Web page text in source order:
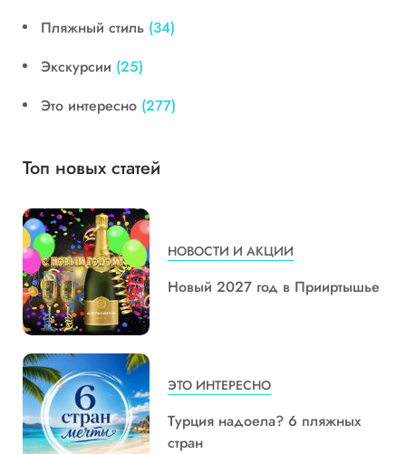
Пляжный стиль (34)
Экскурсии (25)
Это интересно (277)
Топ новых статей
НОВОСТИ И АКЦИИ
Новый 2027 год в Прииртышье
ЭТО ИНТЕРЕСНО
Турция надоела? 6 пляжных
стран